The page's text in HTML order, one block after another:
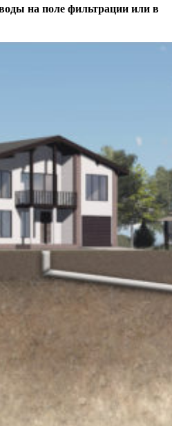
на поле фильтрации или в